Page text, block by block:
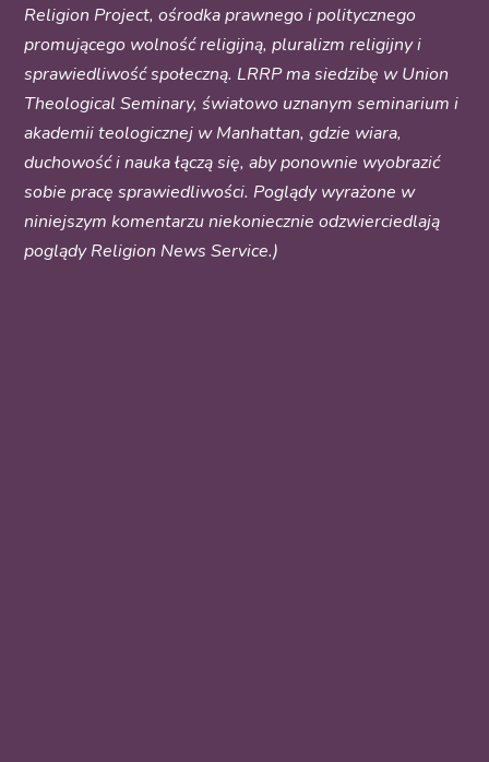
Religion Project, ośrodka prawnego i politycznego
promującego wolność religijną, pluralizm religijny i
sprawiedliwość społeczną. LRRP ma siedzibę w Union
Theological Seminary, światowo uznanym seminarium i
akademii teologicznej w Manhattan, gdzie wiara,
duchowość i nauka łączą się, aby ponownie wyobrazić
sobie pracę sprawiedliwości. Poglądy wyrażone w
niniejszym komentarzu niekoniecznie odzwierciedlają
poglądy Religion News Service.)